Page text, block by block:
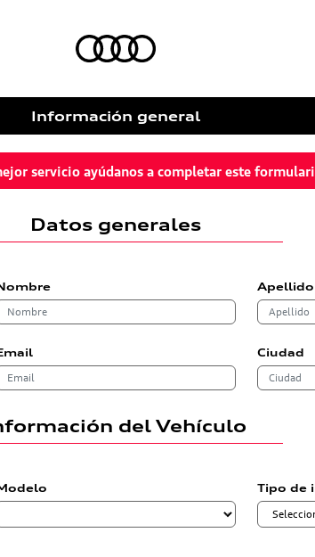
Información general
servicio ayúdanos a completar este
Datos generales
Apellido
Ciudad
del Vehículo
Tipo de